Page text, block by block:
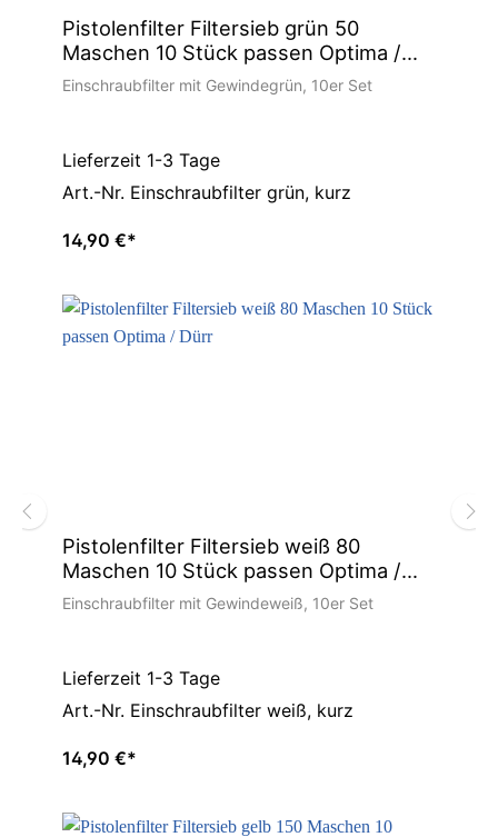
Pistolenfilter Filtersieb grün 50
Maschen 10 Stück passen Optima /
Dürr
Einschraubfilter mit Gewindegrün, 10er Set
Lieferzeit 1-3 Tage
Art.-Nr. Einschraubfilter grün, kurz
14,90 €*
Pistolenfilter Filtersieb weiß 80
Maschen 10 Stück passen Optima /
Dürr
Einschraubfilter mit Gewindeweiß, 10er Set
Lieferzeit 1-3 Tage
Art.-Nr. Einschraubfilter weiß, kurz
14,90 €*